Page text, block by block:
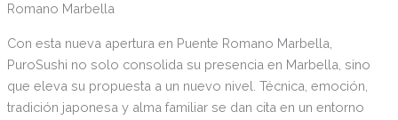
Romano Marbella
Con esta nueva apertura en Puente Romano Marbella,
PuroSushi no solo consolida su presencia en Marbella, sino
que eleva su propuesta a un nuevo nivel. Técnica, emoción,
tradición japonesa y alma familiar se dan cita en un entorno